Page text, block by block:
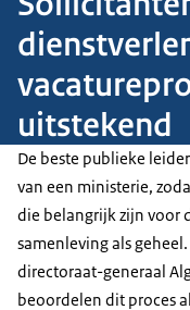
uitstekend
De beste publieke
van een ministerie,
die belangrijk zijn voor
samenleving als
directoraat-generaal
beoordelen dit proces